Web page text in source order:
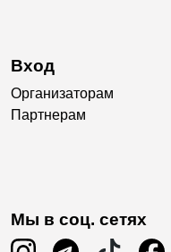
Вход
Организаторам
Партнерам
Мы в соц. сетях